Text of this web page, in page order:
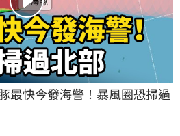
最快今發海警！暴風圈恐掃過